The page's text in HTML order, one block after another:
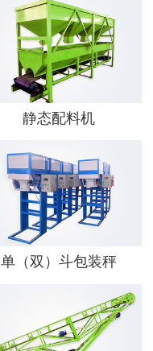
静态配料机
单（双）斗包装秤